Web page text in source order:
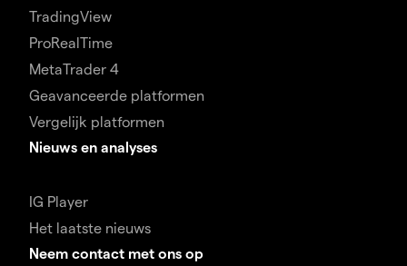
TradingView
ProRealTime
MetaTrader 4
Geavanceerde platformen
Vergelijk platformen
Nieuws en analyses
IG Player
Het laatste nieuws
Neem contact met ons op